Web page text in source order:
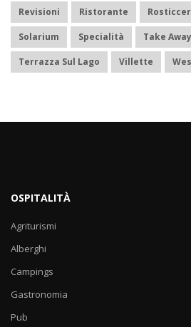
Revisioni Ristorante
Solarium Specialità Take Away
Terrazza Sul Lago Villette
OSPITALITÀ
Agriturismi
Alberghi
Campings
Gastronomia
Pub